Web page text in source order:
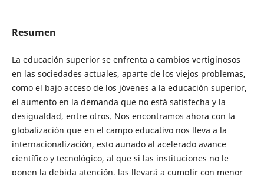
Resumen
La educación superior se enfrenta a cambios vertiginosos
en las sociedades actuales, aparte de los viejos problemas,
como el bajo acceso de los jóvenes a la educación superior,
el aumento en la demanda que no está satisfecha y la
desigualdad, entre otros. Nos encontramos ahora con la
globalización que en el campo educativo nos lleva a la
internacionalización, esto aunado al acelerado avance
científico y tecnológico, al que si las instituciones no le
ponen la debida atención, las llevará a cumplir con menor